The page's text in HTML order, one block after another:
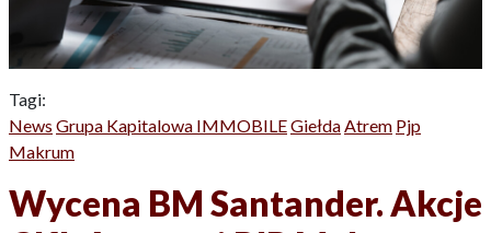
Tagi:
News Grupa Kapitalowa IMMOBILEGiełda Atrem Pjp
Makrum
Wycena BM Santander. Akcje